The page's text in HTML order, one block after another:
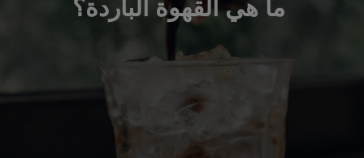
ما هي القهوة الباردة؟